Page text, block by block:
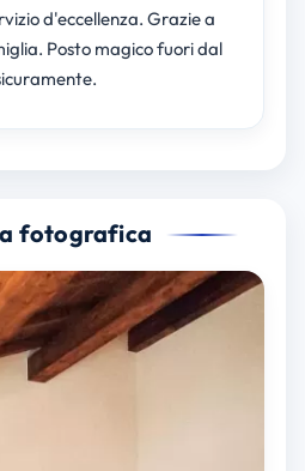
d'eccellenza. Grazie a
Posto magico fuori dal
fotografica